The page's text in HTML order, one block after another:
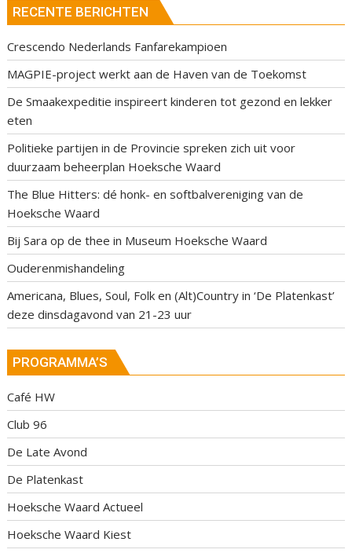
RECENTE BERICHTEN
Crescendo Nederlands Fanfarekampioen
MAGPIE-project werkt aan de Haven van de Toekomst
De Smaakexpeditie inspireert kinderen tot gezond en lekker
eten
Politieke partijen in de Provincie spreken zich uit voor
duurzaam beheerplan Hoeksche Waard
The Blue Hitters: dé honk- en softbalvereniging van de
Hoeksche Waard
Bij Sara op de thee in Museum Hoeksche Waard
Ouderenmishandeling
Americana, Blues, Soul, Folk en (Alt)Country in ‘De Platenkast’
deze dinsdagavond van 21-23 uur
PROGRAMMA’S
Café HW
Club 96
De Late Avond
De Platenkast
Hoeksche Waard Actueel
Hoeksche Waard Kiest